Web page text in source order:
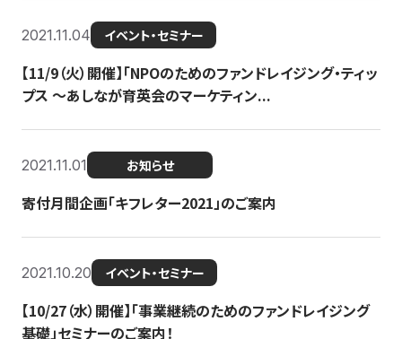
2021.11.04 イベント・セミナー
【11/9（火）開催】「NPOのためのファンドレイジング・ティッ
プス 〜あしなが育英会のマーケティン...
2021.11.01 お知らせ
寄付月間企画「キフレター2021」のご案内
2021.10.20 イベント・セミナー
【10/27（水）開催】「事業継続のためのファンドレイジング
基礎」セミナーのご案内！